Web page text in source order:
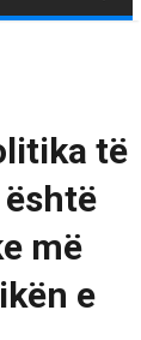
të
më
e